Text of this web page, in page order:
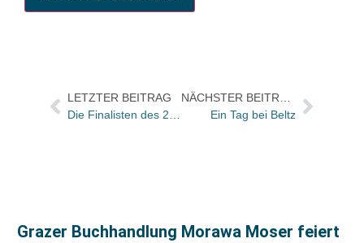
LETZTER BEITRAG
Ein Tag bei Beltz
Grazer Buchhandlung Morawa Moser feiert